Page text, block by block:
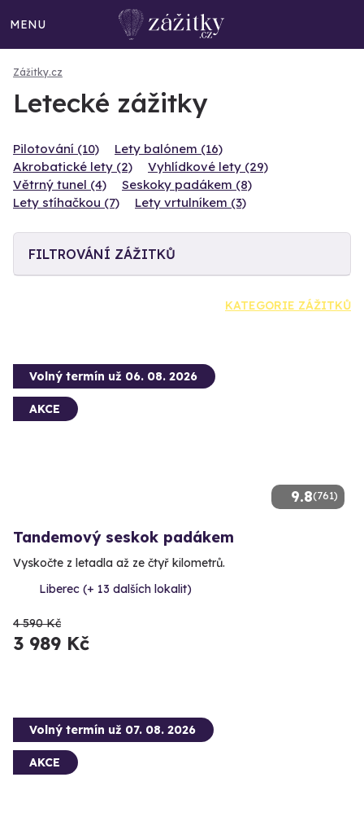
MENU
Zážitky.cz
Letecké zážitky
Pilotování (10)
Lety balónem (16)
Akrobatické lety (2)
Vyhlídkové lety (29)
Větrný tunel (4)
Seskoky padákem (8)
Lety stíhačkou (7)
Lety vrtulníkem (3)
FILTROVÁNÍ ZÁŽITKŮ
KATEGORIE ZÁŽITKŮ
9.8(761)
Volný termín už 06. 08. 2026
AKCE
Tandemový seskok padákem
Vyskočte z letadla až ze čtyř kilometrů.
Liberec (+ 13 dalších lokalit)
4 590 Kč
3 989 Kč
Volný termín už 07. 08. 2026
AKCE